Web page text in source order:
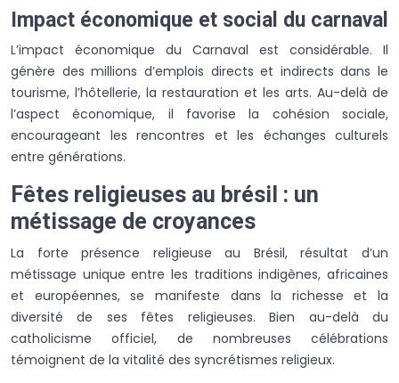
Impact économique et social du carnaval
L’impact économique du Carnaval est considérable. Il
génère des millions d’emplois directs et indirects dans le
tourisme, l’hôtellerie, la restauration et les arts. Au-delà de
l’aspect économique, il favorise la cohésion sociale,
encourageant les rencontres et les échanges culturels
entre générations.
Fêtes religieuses au brésil : un
métissage de croyances
La forte présence religieuse au Brésil, résultat d’un
métissage unique entre les traditions indigènes, africaines
et européennes, se manifeste dans la richesse et la
diversité de ses fêtes religieuses. Bien au-delà du
catholicisme officiel, de nombreuses célébrations
témoignent de la vitalité des syncrétismes religieux.